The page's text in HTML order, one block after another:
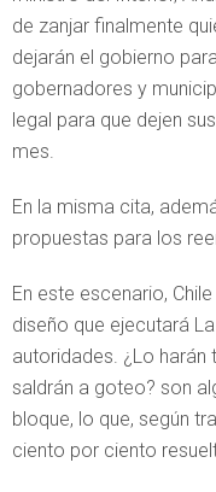
de zanjar finalmente
dejarán el gobierno
gobernadores y
legal para que dejen
mes.
En la misma cita,
propuestas para los
En este escenario,
diseño que ejecutará
autoridades. ¿Lo
saldrán a goteo? son
bloque, lo que, según
ciento por ciento